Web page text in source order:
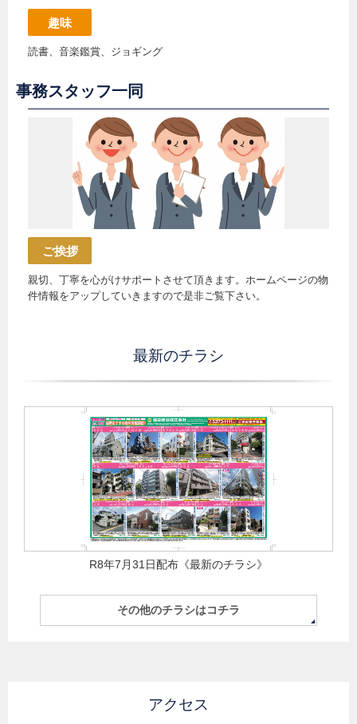
趣味
読書、音楽鑑賞、ジョギング
事務スタッフ一同
ご挨拶
親切、丁寧を心がけサポートさせて頂きます。ホームページの物
件情報をアップしていきますので是非ご覧下さい。
最新のチラシ
R8年7月31日配布《最新のチラシ》
その他のチラシはコチラ
アクセス